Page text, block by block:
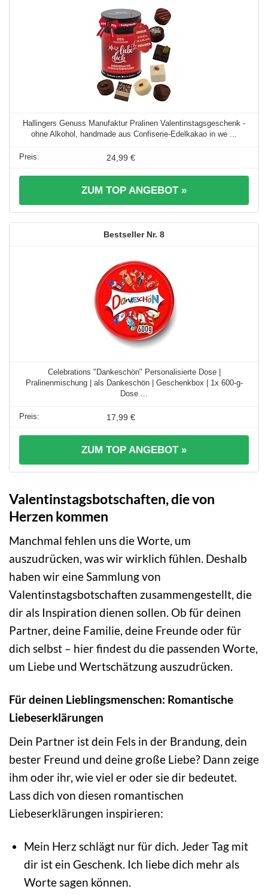
Hallingers Genuss Manufaktur Pralinen Valentinstagsgeschenk -
ohne Alkohol, handmade aus Confiserie-Edelkakao in we ...
24,99 €
ZUM TOP ANGEBOT »
8
Celebrations "Dankeschön" Personalisierte Dose |
Pralinenmischung | als Dankeschön | Geschenkbox | 1x 600-g-
Dose ...
17,99 €
ZUM TOP ANGEBOT »
Valentinstagsbotschaften, die von
Herzen kommen
Manchmal fehlen uns die Worte, um
auszudrücken, was wir wirklich fühlen. Deshalb
haben wir eine Sammlung von
Valentinstagsbotschaften zusammengestellt, die
dir als Inspiration dienen sollen. Ob für deinen
Partner, deine Familie, deine Freunde oder für
dich selbst – hier findest du die passenden Worte,
um Liebe und Wertschätzung auszudrücken.
Für deinen Lieblingsmenschen: Romantische
Liebeserklärungen
Dein Partner ist dein Fels in der Brandung, dein
bester Freund und deine große Liebe? Dann zeige
ihm oder ihr, wie viel er oder sie dir bedeutet.
Lass dich von diesen romantischen
Liebeserklärungen inspirieren:
Mein Herz schlägt nur für dich. Jeder Tag mit
dir ist ein Geschenk. Ich liebe dich mehr als
Worte sagen können.